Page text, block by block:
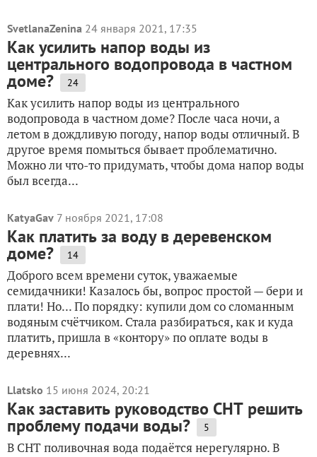
SvetlanaZenina 24 января 2021, 17:35
Как усилить напор воды из
центрального водопровода в частном
доме? 24
Как усилить напор воды из центрального
водопровода в частном доме? После часа ночи, а
летом в дождливую погоду, напор воды отличный. В
другое время помыться бывает проблематично.
Можно ли что-то придумать, чтобы дома напор воды
был всегда...
KatyaGav 7 ноября 2021, 17:08
Как платить за воду в деревенском
доме? 14
Доброго всем времени суток, уважаемые
семидачники! Казалось бы, вопрос простой — бери и
плати! Но... По порядку: купили дом со сломанным
водяным счётчиком. Стала разбираться, как и куда
платить, пришла в «контору» по оплате воды в
деревнях...
Llatsko 15 июня 2024, 20:21
Как заставить руководство СНТ решить
проблему подачи воды? 5
В СНТ поливочная вода подаётся нерегулярно. В